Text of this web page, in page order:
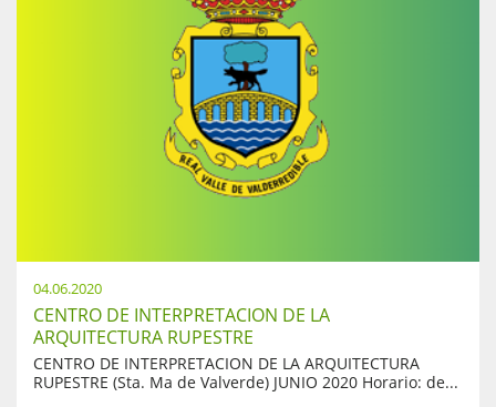
04.06.2020
CENTRO DE INTERPRETACION DE LA
ARQUITECTURA RUPESTRE
CENTRO DE INTERPRETACION DE LA ARQUITECTURA
RUPESTRE (Sta. Ma de Valverde) JUNIO 2020 Horario: de...